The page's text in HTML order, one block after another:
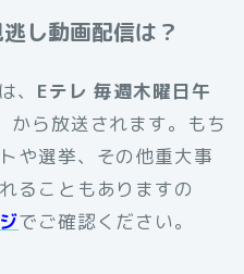
し動画配信は？
は、 Eテレ 毎週木曜日午
から放送されます。もち
や選挙、その他重大事
ることもありますの
でご確認ください。